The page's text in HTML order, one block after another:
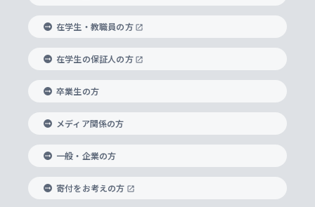
経済学部
外国語学部
総合グローバル学部
国際教養学部
理工学部
身体知
思考と表現
データサイエンス
グローバル教育センター
上智大学で学ぶ
海外で学ぶ
学びのサポート
大学院
神学研究科
実践宗教学研究科
助産学専攻科
生涯学習
国際言語情報研究所
グローバル・コンサーン研究所
比較文化研究所
ヨーロッパ研究所
アジア文化研究所
研究支援制度
重点領域研究・自由課題研究
研究活動に関する法令・研究費の使用について
ボランティア活動
学生の相談窓口
心身の健康相談
ハラスメント防止の取り組み
障がいのある学生への支援
キャリア形成サポート
キャリア形成支援プログラム
就職（内定先）・進路統計
住まいのサポート
科目等履修生
研究生・外国人特別研究生・国費留学生
交換留学生(海外大学から上智大学で学ぶ)
ノンディグリー生
Sophia Short-term Program受講生
学長・副学長紹介
上智大学の精神
上智大学の理念
上智大学の沿革
ソフィア・アーカイブズ
上智大学とカトリック
グローバルエンゲージメント
上智大学を訪れた世界の知性
国連Weeks・アフリカWeeks
上智大学公式ソーシャルメディア
学校法人上智学院について
数字で見る上智大学
在学生・教職員の方
在学生の保証人の方
卒業生の方
メディア関係の方
一般・企業の方
寄付をお考えの方